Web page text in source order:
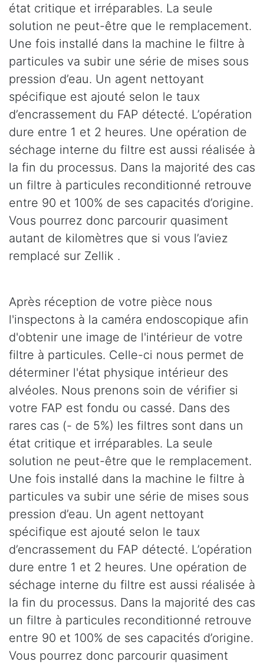
état critique et irréparables. La seule
solution ne peut-être que le remplacement.
Une fois installé dans la machine le filtre à
particules va subir une série de mises sous
pression d’eau. Un agent nettoyant
spécifique est ajouté selon le taux
d’encrassement du FAP détecté. L’opération
dure entre 1 et 2 heures. Une opération de
séchage interne du filtre est aussi réalisée à
la fin du processus. Dans la majorité des cas
un filtre à particules reconditionné retrouve
entre 90 et 100% de ses capacités d’origine.
Vous pourrez donc parcourir quasiment
autant de kilomètres que si vous l’aviez
remplacé sur Zellik .
Après réception de votre pièce nous
l'inspectons à la caméra endoscopique afin
d'obtenir une image de l'intérieur de votre
filtre à particules. Celle-ci nous permet de
déterminer l'état physique intérieur des
alvéoles. Nous prenons soin de vérifier si
votre FAP est fondu ou cassé. Dans des
rares cas (- de 5%) les filtres sont dans un
état critique et irréparables. La seule
solution ne peut-être que le remplacement.
Une fois installé dans la machine le filtre à
particules va subir une série de mises sous
pression d’eau. Un agent nettoyant
spécifique est ajouté selon le taux
d’encrassement du FAP détecté. L’opération
dure entre 1 et 2 heures. Une opération de
séchage interne du filtre est aussi réalisée à
la fin du processus. Dans la majorité des cas
un filtre à particules reconditionné retrouve
entre 90 et 100% de ses capacités d’origine.
Vous pourrez donc parcourir quasiment